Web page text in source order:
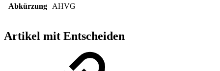
Abkürzung AHVG
Artikel mit Entscheiden